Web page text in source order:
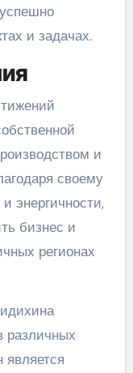
и задачах.
и
своему
энергичности,
бизнес и
регионах
различных
является